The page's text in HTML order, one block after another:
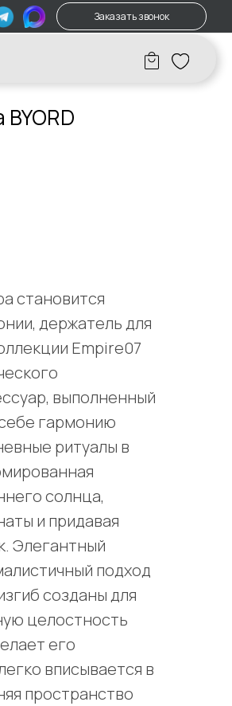
звонок
становится
держатель для
Empire07
выполненный
гармонию
ритуалы в
солнца,
и придавая
Элегантный
подход
созданы для
целостность
его
вписывается в
пространство